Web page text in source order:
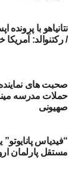
نتانیاهو با
/ رکتنوالد:
صحبت های
حملات مدرسه
صهیونی
“فیدیاس
مستقل پارلمان